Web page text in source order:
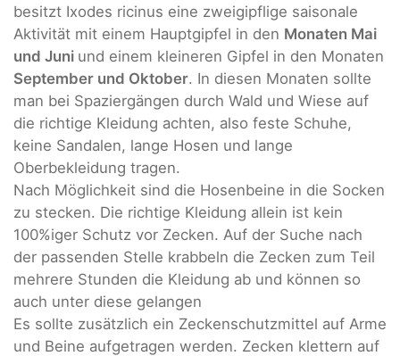
besitzt Ixodes ricinus eine zweigipflige saisonale
Aktivität mit einem Hauptgipfel in den Monaten Mai
und Juni und einem kleineren Gipfel in den Monaten
September und Oktober. In diesen Monaten sollte
man bei Spaziergängen durch Wald und Wiese auf
die richtige Kleidung achten, also feste Schuhe,
keine Sandalen, lange Hosen und lange
Oberbekleidung tragen.
Nach Möglichkeit sind die Hosenbeine in die Socken
zu stecken. Die richtige Kleidung allein ist kein
100%iger Schutz vor Zecken. Auf der Suche nach
der passenden Stelle krabbeln die Zecken zum Teil
mehrere Stunden die Kleidung ab und können so
auch unter diese gelangen
Es sollte zusätzlich ein Zeckenschutzmittel auf Arme
und Beine aufgetragen werden. Zecken klettern auf